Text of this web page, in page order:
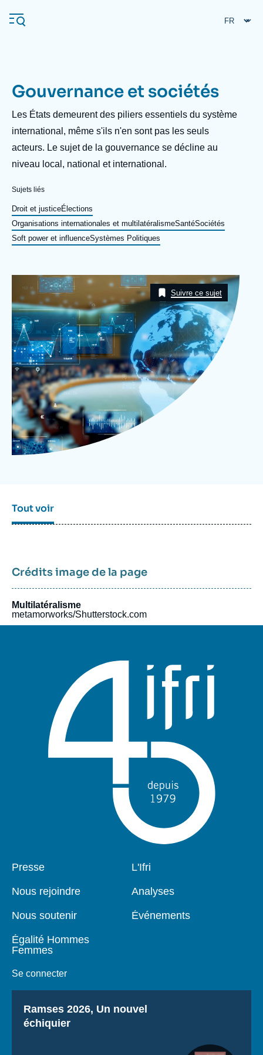
au
contenu
Navigation
principale
L'Ifri
Analyses
Événements
Nous soutenir
À propos de l'Ifri
L'Ifri en bref
Gouvernance et sociétés
Description
Les États demeurent des piliers essentiels du système
international, même s'ils n'en sont pas les seuls
acteurs. Le sujet de la gouvernance se décline au
niveau local, national et international.
Sujets liés
Droit et justiceÉlections
Organisations internationales et multilatéralismeSantéSociétés
Soft power et influenceSystèmes Politiques
Taxonomie
Suivre ce sujet
Tout voir
Crédits image de la page
Multilatéralisme
metamorworks/Shutterstock.com
Pied
page
Presse
Nous rejoindre
Nous soutenir
Égalité Hommes
Femmes
Se connecter
Navigation
L'Ifri
Analyses
Événements
Titre
Ramses 2026, Un nouvel
échiquier